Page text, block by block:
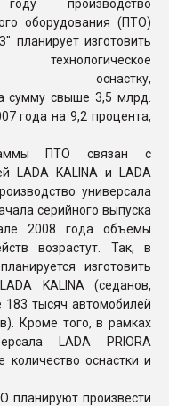
производство
оборудования (ПТО)
изготовить
технологическое
оснастку,
сумму свыше 3,5 млрд.
года на 9,2 процента,
ПТО связан с
LADA KALINA и LADA
универсала
серийного выпуска
2008 года объемы
возрастут. Так, в
изготовить
KALINA (седанов,
183 тысяч автомобилей
Кроме того, в рамках
LADA PRIORA
количество оснастки и
планируют произвести